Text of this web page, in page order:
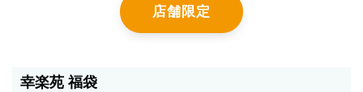
店舗限定
幸楽苑 福袋